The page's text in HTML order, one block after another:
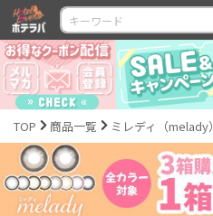
TOP 商品一覧 ミレディ（melady）